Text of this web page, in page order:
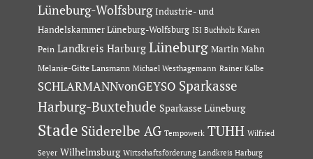
Lüneburg-Wolfsburg Industrie- und
Handelskammer Lüneburg-Wolfsburg ISI Buchholz Karen
Pein Landkreis Harburg Lüneburg Martin Mahn
Melanie-Gitte Lansmann Michael Westhagemann Rainer Kalbe
SCHLARMANNvonGEYSO Sparkasse
Harburg-Buxtehude Sparkasse Lüneburg
Stade Süderelbe AG Tempowerk TUHH Wilfried
Seyer Wilhelmsburg Wirtschaftsförderung Landkreis Harburg